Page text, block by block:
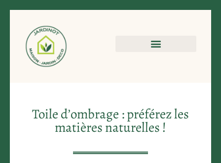
Toile d’ombrage : préférez les
matières naturelles !